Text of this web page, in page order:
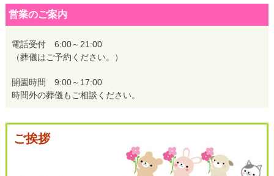
稿
ナ
ビ
ゲ
営業のご案内
電話受付 6:00～21:00
（葬儀はご予約ください。）
開園時間 9:00～17:00
時間外の葬儀もご相談ください。
ご挨拶